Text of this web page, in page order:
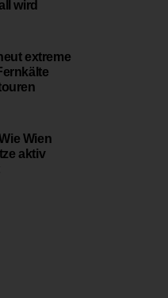
wird
extreme
Wien
aktiv